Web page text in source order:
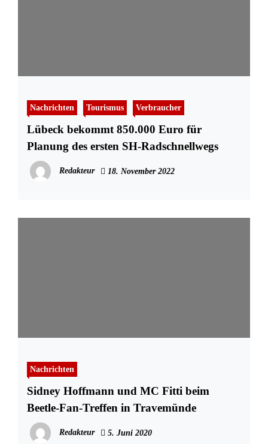
Nachrichten Tourismus Verbraucher
Lübeck bekommt 850.000 Euro für
Planung des ersten SH-Radschnellwegs
Redakteur 18. November 2022
Nachrichten
Sidney Hoffmann und MC Fitti beim
Beetle-Fan-Treffen in Travemünde
Redakteur 5. Juni 2020